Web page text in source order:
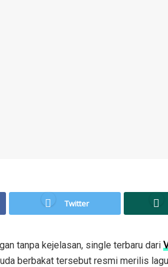
Twitter
tanpa kejelasan, single terbaru dari
berbakat tersebut resmi merilis